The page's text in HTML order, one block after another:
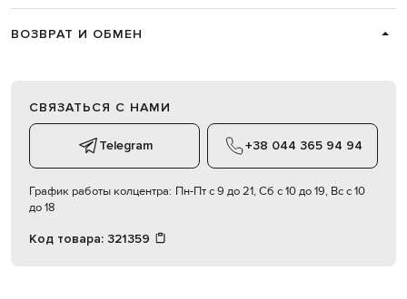
ВОЗВРАТ И ОБМЕН
СВЯЗАТЬСЯ С НАМИ
Telegram +38 044 365 94 94
График работы колцентра: Пн-Пт с 9 до 21, Сб с 10 до 19, Вс с 10
до 18
Код товара: 321359